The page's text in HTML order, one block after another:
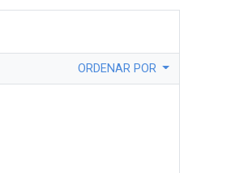
ORDENAR POR